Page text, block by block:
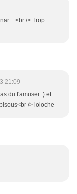
...<br /> Trop
21:09
du t'amuser :) et
/> loloche